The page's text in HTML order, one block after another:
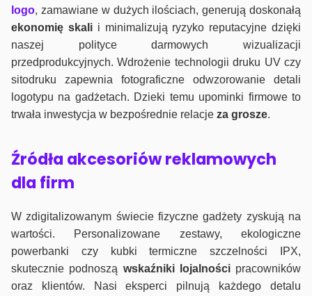
logo, zamawiane w dużych ilościach, generują doskonałą
ekonomię skalii minimalizują ryzyko reputacyjne dzięki
naszej polityce darmowych wizualizacji
przedprodukcyjnych. Wdrożenie technologii druku UV czy
sitodruku zapewnia fotograficzne odwzorowanie detali
logotypu na gadżetach. Dzieki temu upominki firmowe to
trwała inwestycja w bezpośrednie relacje za grosze.
Źródła akcesoriów reklamowych
dla firm
W zdigitalizowanym świecie fizyczne gadżety zyskują na
wartości. Personalizowane zestawy, ekologiczne
powerbanki czy kubki termiczne szczelności IPX,
skutecznie podnoszą wskaźniki lojalnościpracowników
oraz klientów. Nasi eksperci pilnują każdego detalu